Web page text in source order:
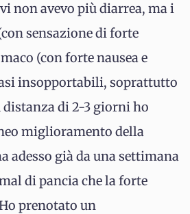
non avevo più diarrea, ma i
sensazione di forte
(con forte nausea e
insopportabili, soprattutto
di 2-3 giorni ho
miglioramento della
adesso già da una settimana
di pancia che la forte
prenotato un